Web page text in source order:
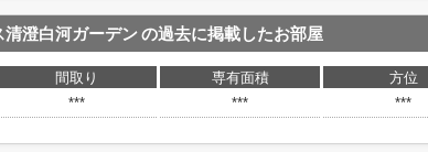
澄白河ガーデンの過去に掲載したお部屋
間取り 専有面積 方位
*** *** ***